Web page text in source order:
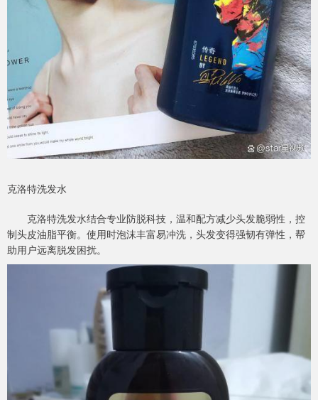
克洛特洗发水
克洛特洗发水结合专业防脱科技，温和配方减少头发脆弱性，控
制头皮油脂平衡。使用时泡沫丰富易冲洗，头发变得强韧有弹性，帮
助用户远离脱发困扰。